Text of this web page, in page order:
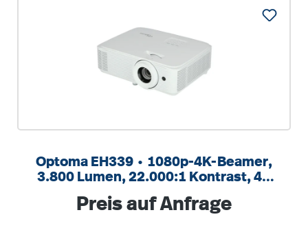
Optoma EH339 ∙ 1080p-4K-Beamer,
3.800 Lumen, 22.000:1 Kontrast, 4K
Regulärer Preis:
Preis auf Anfrage